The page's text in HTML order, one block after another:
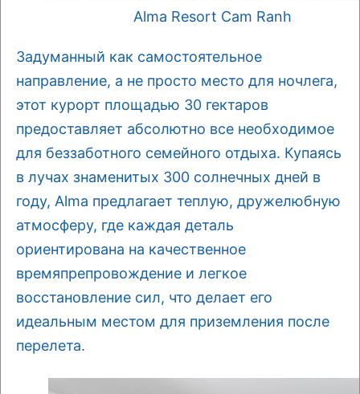
Alma Resort Cam Ranh
Задуманный как самостоятельное
направление, а не просто место для ночлега,
этот курорт площадью 30 гектаров
предоставляет абсолютно все необходимое
для беззаботного семейного отдыха. Купаясь
в лучах знаменитых 300 солнечных дней в
году, Alma предлагает теплую, дружелюбную
атмосферу, где каждая деталь
ориентирована на качественное
времяпрепровождение и легкое
восстановление сил, что делает его
идеальным местом для приземления после
перелета.